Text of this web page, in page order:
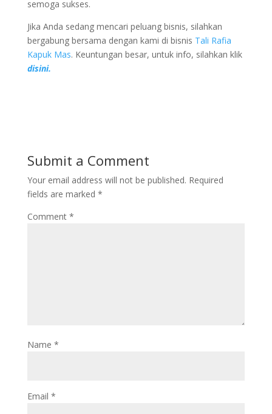
semoga sukses.
Jika Anda sedang mencari peluang bisnis, silahkan
bergabung bersama dengan kami di bisnis Tali Rafia
Kapuk Mas. Keuntungan besar, untuk info, silahkan klik
disini.
Submit a Comment
Your email address will not be published. Required
fields are marked *
Comment *
Name *
Email *